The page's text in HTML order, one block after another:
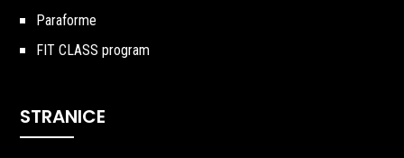
Paraforme
FIT CLASS program
STRANICE